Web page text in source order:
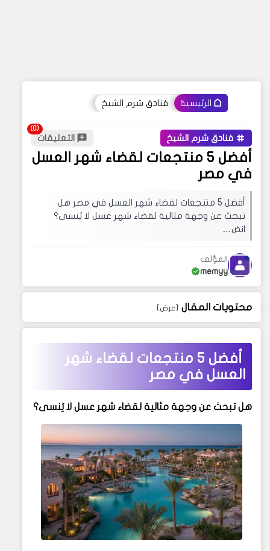
الرئيسية فنادق شرم الشيخ
فنادق شرم الشيخ التعليقات
أفضل 5 منتجعات لقضاء شهر العسل
في مصر
أفضل 5 منتجعات لقضاء شهر العسل في مصر هل
تبحث عن وجهة مثالية لقضاء شهر عسل لا يُنسى؟
انض…
المؤلف
memyy
محتويات المقال
أفضل 5 منتجعات لقضاء شهر
العسل في مصر
هل تبحث عن وجهة مثالية لقضاء شهر عسل لا يُنسى؟